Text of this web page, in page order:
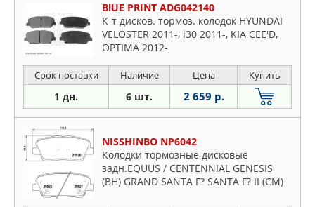
BlUE PRINT ADG042140
К-т дисков. тормоз. колодок HYUNDAI
VELOSTER 2011-, i30 2011-, KIA CEE'D,
OPTIMA 2012-
Срок поставки Наличие Цена Купить
1 дн. 6 шт. 2 659 р.
NISSHINBO NP6042
Колодки тормозные дисковые
задн.EQUUS / CENTENNIAL GENESIS
(BH) GRAND SANTA F? SANTA F? II (CM)